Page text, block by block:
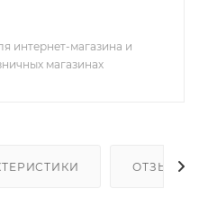
интернет-магазина и
магазинах
ОТЗЫВЫ